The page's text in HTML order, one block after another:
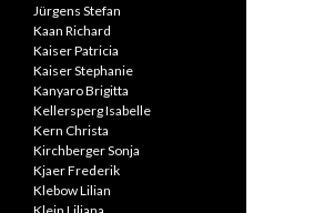
Jürgens Stefan
Kaan Richard
Kaiser Patricia
Kaiser Stephanie
Kanyaro Brigitta
Kellersperg Isabelle
Kern Christa
Kirchberger Sonja
Kjaer Frederik
Klebow Lilian